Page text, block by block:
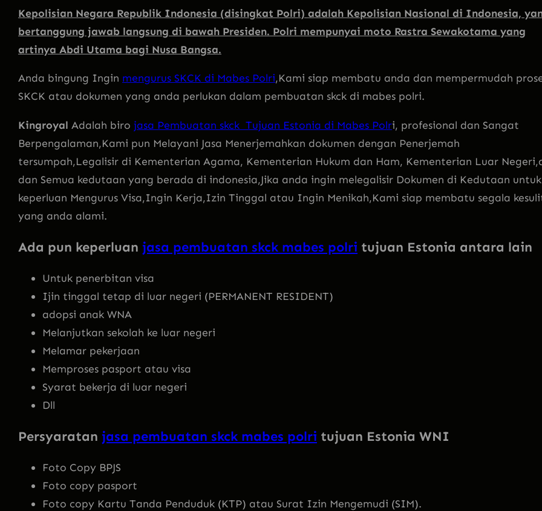
Kepolisian Negara Republik Indonesia (disingkat Polri) adalah Kepolisian Nasional di Indonesia,
bertanggung jawab langsung di bawah Presiden. Polri mempunyai moto Rastra Sewakotama yang
artinya Abdi Utama bagi Nusa Bangsa.
Anda bingung Ingin mengurus SKCK di Mabes Polri,Kami siap membatu anda dan mempermudah
SKCK atau dokumen yang anda perlukan dalam pembuatan skck di mabes polri.
Kingroyal Adalah biro jasa Pembuatan skck Tujuan Estonia di Mabes Polri, profesional dan Sangat
Berpengalaman,Kami pun Melayani Jasa Menerjemahkan dokumen dengan Penerjemah
tersumpah,Legalisir di Kementerian Agama, Kementerian Hukum dan Ham, Kementerian Luar
dan Semua kedutaan yang berada di indonesia,Jika anda ingin melegalisir Dokumen di Kedutaan untuk
keperluan Mengurus Visa,Ingin Kerja,Izin Tinggal atau Ingin Menikah,Kami siap membatu segala
yang anda alami.
Ada pun keperluan jasa pembuatan skck mabes polri tujuan Estonia antara lain
Untuk penerbitan visa
Ijin tinggal tetap di luar negeri (PERMANENT RESIDENT)
adopsi anak WNA
Melanjutkan sekolah ke luar negeri
Melamar pekerjaan
Memproses pasport atau visa
Syarat bekerja di luar negeri
Dll
Persyaratan jasa pembuatan skck mabes polri tujuan Estonia WNI
Foto Copy BPJS
Foto copy pasport
Foto copy Kartu Tanda Penduduk (KTP) atau Surat Izin Mengemudi (SIM).